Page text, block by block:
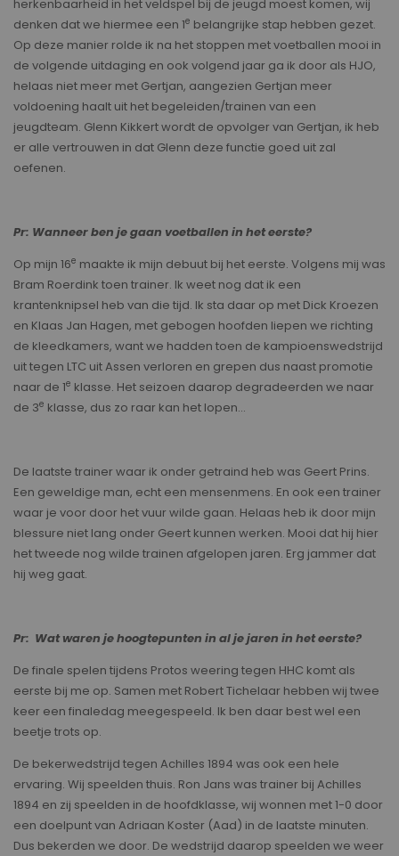
herkenbaarheid in het veldspel bij de jeugd moest komen, wij
denken dat we hiermee een 1e belangrijke stap hebben gezet.
Op deze manier rolde ik na het stoppen met voetballen mooi in
de volgende uitdaging en ook volgend jaar ga ik door als HJO,
helaas niet meer met Gertjan, aangezien Gertjan meer
voldoening haalt uit het begeleiden/trainen van een
jeugdteam. Glenn Kikkert wordt de opvolger van Gertjan, ik heb
er alle vertrouwen in dat Glenn deze functie goed uit zal
oefenen.
Pr: Wanneer ben je gaan voetballen in het eerste?
Op mijn 16e maakte ik mijn debuut bij het eerste. Volgens mij was
Bram Roerdink toen trainer. Ik weet nog dat ik een
krantenknipsel heb van die tijd. Ik sta daar op met Dick Kroezen
en Klaas Jan Hagen, met gebogen hoofden liepen we richting
de kleedkamers, want we hadden toen de kampioenswedstrijd
uit tegen LTC uit Assen verloren en grepen dus naast promotie
naar de 1e klasse. Het seizoen daarop degradeerden we naar
de 3e klasse, dus zo raar kan het lopen…
De laatste trainer waar ik onder getraind heb was Geert Prins.
Een geweldige man, echt een mensenmens. En ook een trainer
waar je voor door het vuur wilde gaan. Helaas heb ik door mijn
blessure niet lang onder Geert kunnen werken. Mooi dat hij hier
het tweede nog wilde trainen afgelopen jaren. Erg jammer dat
hij weg gaat.
Pr: Wat waren je hoogtepunten in al je jaren in het eerste?
De finale spelen tijdens Protos weering tegen HHC komt als
eerste bij me op. Samen met Robert Tichelaar hebben wij twee
keer een finaledag meegespeeld. Ik ben daar best wel een
beetje trots op.
De bekerwedstrijd tegen Achilles 1894 was ook een hele
ervaring. Wij speelden thuis. Ron Jans was trainer bij Achilles
1894 en zij speelden in de hoofdklasse, wij wonnen met 1-0 door
een doelpunt van Adriaan Koster (Aad) in de laatste minuten.
Dus bekerden we door. De wedstrijd daarop speelden we weer